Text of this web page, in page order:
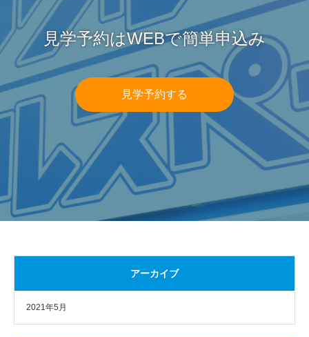
見学予約はWEBで簡単申込み
見学予約する
アーカイブ
2021年5月